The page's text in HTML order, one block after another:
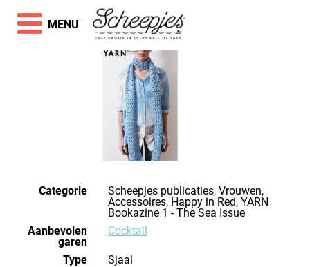
Categorie
Scheepjes publicaties, Vrouwen,
Accessoires, Happy in Red, YARN
Bookazine 1 - The Sea Issue
Aanbevolen
garen
Cocktail
Type
Sjaal
MENU